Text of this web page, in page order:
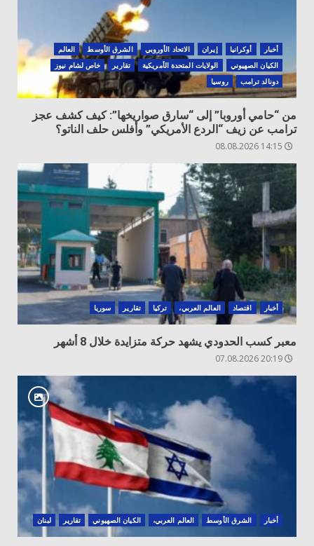
أخبار أوكرانيا ‏إيران الاتحاد الأوروبي الشرق الأوسط
العالم
الكيان الصهيوني
الولايات المتحدة الأمريكية تقارير
خاص لشام نيوز
دونالد ترامب
روسيا
من “حامي أوروبا” إلى “سارق صواريخها”: كيف كشف عجز
ترامب عن زيف “الردع الأمريكي” وأفلس حلف الناتو؟
أخبار اقتصاد العالم العربي، تركيا تقارير سوريا
معبر كسب الحدودي يشهد حركة متزايدة خلال 8 أشهر
أخبار الشرق الأوسط العالم العربي، الكيان الصهيوني تقارير لبنان